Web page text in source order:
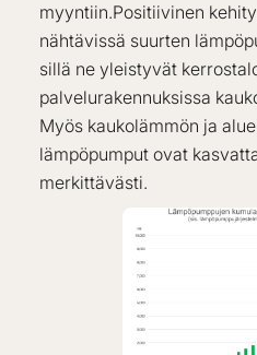
myyntiin.Positiivinen
nähtävissä suurten
sillä ne yleistyvät
palvelurakennuksissa
Myös kaukolämmön ja
lämpöpumput ovat
merkittävästi.